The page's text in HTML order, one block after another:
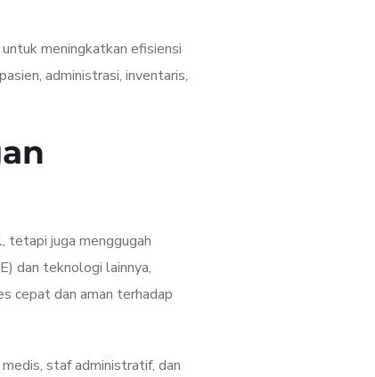
meningkatkan efisiensi
administrasi, inventaris,
tetapi juga menggugah
dan teknologi lainnya,
cepat dan aman terhadap
staf administratif, dan